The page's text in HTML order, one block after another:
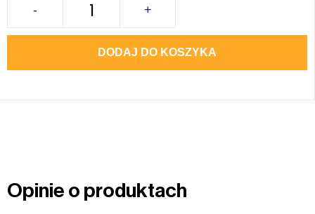
- +
DODAJ DO KOSZYKA
Opinie o produktach